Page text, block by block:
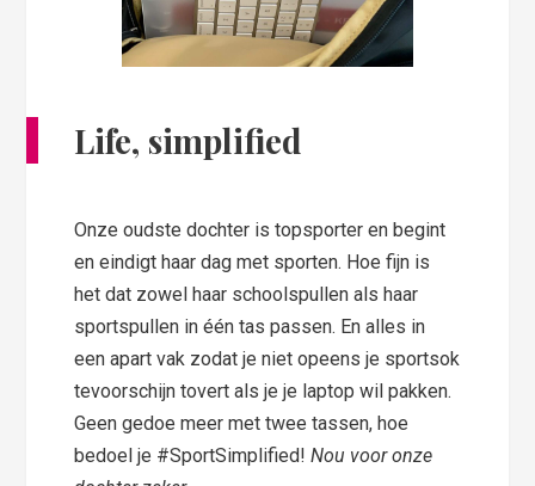
Life, simplified
Onze oudste dochter is topsporter en begint
en eindigt haar dag met sporten. Hoe fijn is
het dat zowel haar schoolspullen als haar
sportspullen in één tas passen. En alles in
een apart vak zodat je niet opeens je sportsok
tevoorschijn tovert als je je laptop wil pakken.
Geen gedoe meer met twee tassen, hoe
bedoel je #SportSimplified!Nou voor onze